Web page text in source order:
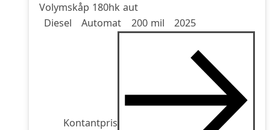
Volymskåp 180hk aut
Drivmedel
Diesel
DrivmedelAutomat
Miltal 200 mil
årsmodell 2025
Kontantpris